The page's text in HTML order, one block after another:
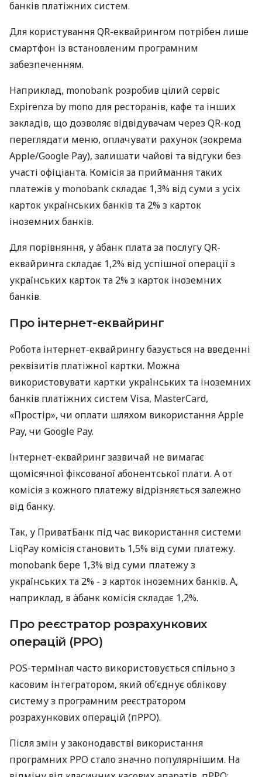
банків платіжних систем.
Для користування QR-еквайрингом потрібен лише
смартфон із встановленим програмним
забезпеченням.
Наприклад, monobank розробив цілий сервіс
Expirenza by mono для ресторанів, кафе та інших
закладів, що дозволяє відвідувачам через QR-код
переглядати меню, оплачувати рахунок (зокрема
Apple/Google Pay), залишати чайові та відгуки без
участі офіціанта. Комісія за приймання таких
платежів у monobank складає 1,3% від суми з усіх
карток українських банків та 2% з карток
іноземних банків.
Для порівняння, у àбанк плата за послугу QR-
еквайринга складає 1,2% від успішної операції з
українських карток та 2% з карток іноземних
банків.
Про інтернет-еквайринг
Робота інтернет-еквайрингу базується на введенні
реквізитів платіжної картки. Можна
використовувати картки українських та іноземних
банків платіжних систем Visa, MasterCard,
«Простір», чи оплати шляхом використання Apple
Pay, чи Google Pay.
Інтернет-еквайринг зазвичай не вимагає
щомісячної фіксованої абонентської плати. А от
комісія з кожного платежу відрізняється залежно
від банку.
Так, у ПриватБанк під час використання системи
LiqPay комісія становить 1,5% від суми платежу.
monobank бере 1,3% від суми платежу з
українських та 2% - з карток іноземних банків. А,
наприклад, в àбанк комісія складає 1,2%.
Про реєстратор розрахункових
операцій (РРО)
POS-термінал часто використовується спільно з
касовим інтегратором, який об’єднує облікову
систему з програмним реєстратором
розрахункових операцій (пРРО).
Після змін у законодавстві використання
програмних РРО стало значно популярнішим. На